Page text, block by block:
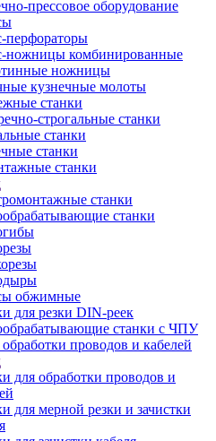
прессовое оборудование
перфораторы
ножницы комбинированные
ножницы
кузнечные молоты
станки
строгальные станки
станки
станки
станки
станки
станки
обжимные
для резки DIN-реек
станки с ЧПУ
проводов и кабелей
для обработки проводов и
для мерной резки и зачистки